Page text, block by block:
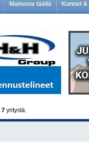
Mainosta täällä Kunnat
7 yritystä.